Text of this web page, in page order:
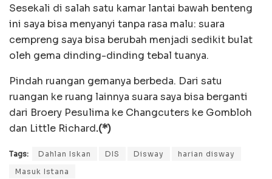
Sesekali di salah satu kamar lantai bawah benteng
ini saya bisa menyanyi tanpa rasa malu: suara
cempreng saya bisa berubah menjadi sedikit bulat
oleh gema dinding-dinding tebal tuanya.
Pindah ruangan gemanya berbeda. Dari satu
ruangan ke ruang lainnya suara saya bisa berganti
dari Broery Pesulima ke Changcuters ke Gombloh
dan Little Richard.(*)
Tags: Dahlan Iskan DIS Disway
harian disway
Masuk Istana